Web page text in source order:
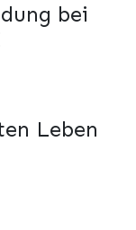
bei
Leben